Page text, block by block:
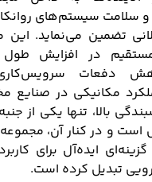
سلامت سیستم‌های
تضمین می‌نماید. این
در افزایش طول
دفعات
مکانیکی در صنایع
بالا، تنها یکی از
و در کنار آن،
گزینه‌ای ایده‌آل برای
تبدیل کرده است.